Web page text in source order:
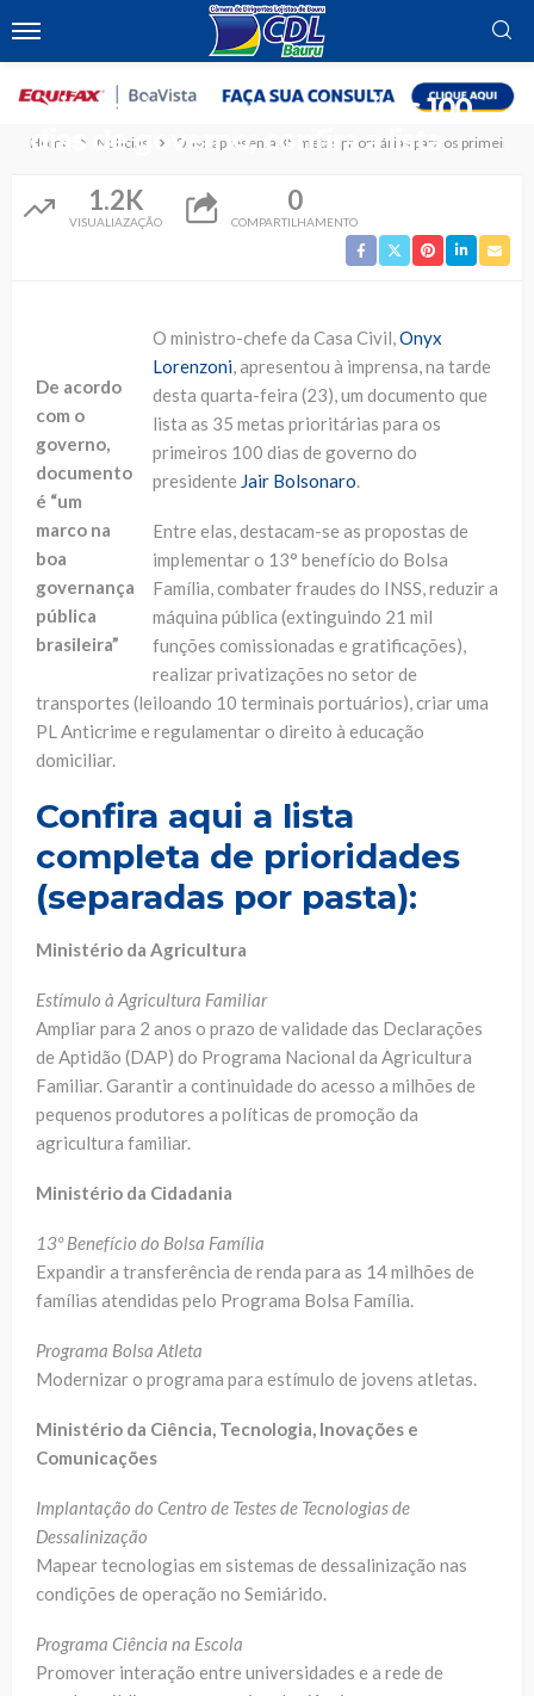
Home Notícias Onyx apresenta 35 metas prioritárias para os primeiros
Onyx apresenta 35 metas
prioritárias para os primeiros 100
dias de governo; confira a lista
1.2K
VISUALIAZAÇÃO
0
COMPARTILHAMENTO
De acordo
com o
governo,
documento
é “um
marco na
boa
governança
pública
brasileira”
O ministro-chefe da Casa Civil,Onyx
Lorenzoni, apresentou à imprensa, na tarde
desta quarta-feira (23), um documento que
lista as 35 metas prioritárias para os
primeiros 100 dias de governo do
presidente Jair Bolsonaro.
Entre elas, destacam-se as propostas de
implementar o 13° benefício do Bolsa
Família, combater fraudes do INSS, reduzir a
máquina pública (extinguindo 21 mil
funções comissionadas e gratificações),
realizar privatizações no setor de
transportes (leiloando 10 terminais portuários), criar uma
PL Anticrime e regulamentar o direito à educação
domiciliar.
Confira aqui a lista
completa de prioridades
(separadas por pasta):
Ministério da Agricultura
Estímulo à Agricultura Familiar
Ampliar para 2 anos o prazo de validade das Declarações
de Aptidão (DAP) do Programa Nacional da Agricultura
Familiar. Garantir a continuidade do acesso a milhões de
pequenos produtores a políticas de promoção da
agricultura familiar.
Ministério da Cidadania
13º Benefício do Bolsa Família
Expandir a transferência de renda para as 14 milhões de
famílias atendidas pelo Programa Bolsa Família.
Programa Bolsa Atleta
Modernizar o programa para estímulo de jovens atletas.
Ministério da Ciência, Tecnologia, Inovações e
Comunicações
Implantação do Centro de Testes de Tecnologias de
Dessalinização
Mapear tecnologias em sistemas de dessalinização nas
condições de operação no Semiárido.
Programa Ciência na Escola
Promover interação entre universidades e a rede de